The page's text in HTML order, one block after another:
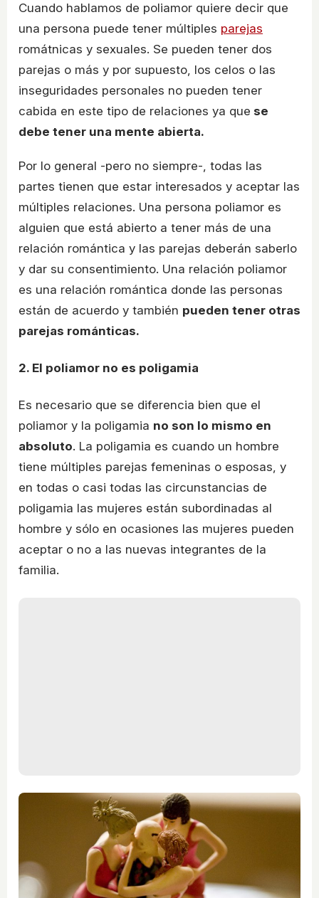
Cuando hablamos de poliamor quiere decir que
una persona puede tener múltiples parejas
romátnicas y sexuales. Se pueden tener dos
parejas o más y por supuesto, los celos o las
inseguridades personales no pueden tener
cabida en este tipo de relaciones ya que se
debe tener una mente abierta.
Por lo general -pero no siempre-, todas las
partes tienen que estar interesados y aceptar las
múltiples relaciones. Una persona poliamor es
alguien que está abierto a tener más de una
relación romántica y las parejas deberán saberlo
y dar su consentimiento. Una relación poliamor
es una relación romántica donde las personas
están de acuerdo y también pueden tener otras
parejas románticas.
2. El poliamor no es poligamia
Es necesario que se diferencia bien que el
poliamor y la poligamia no son lo mismo en
absoluto. La poligamia es cuando un hombre
tiene múltiples parejas femeninas o esposas, y
en todas o casi todas las circunstancias de
poligamia las mujeres están subordinadas al
hombre y sólo en ocasiones las mujeres pueden
aceptar o no a las nuevas integrantes de la
familia.